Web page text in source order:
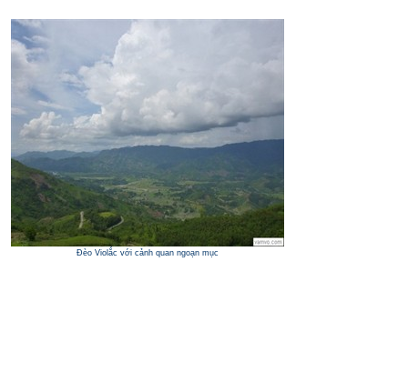
Đèo Violắc với cảnh quan ngoạn mục